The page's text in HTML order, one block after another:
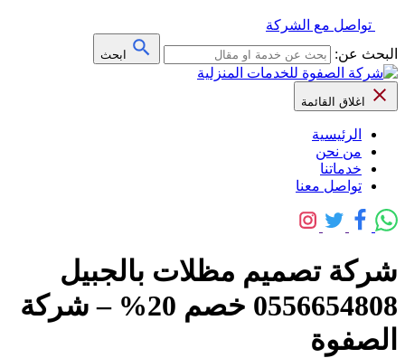
تواصل مع الشركة
البحث عن:
ابحث
اغلاق القائمة
الرئيسية
من نحن
خدماتنا
تواصل معنا
شركة تصميم مظلات بالجبيل
0556654808 خصم 20% – شركة
الصفوة